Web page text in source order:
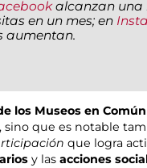
alcanzan una
en un mes; en
aumentan.
los Museos en Común
sino que es notable
que logra
y las acciones